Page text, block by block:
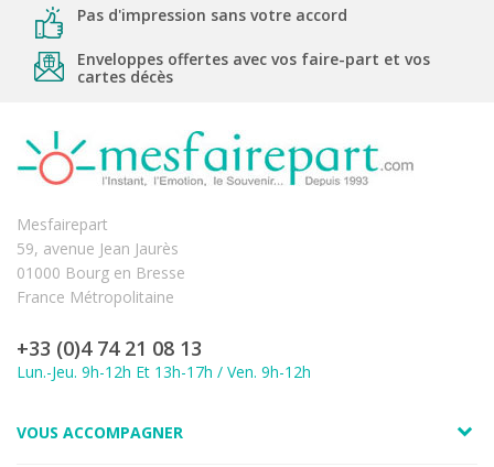
Pas d'impression sans votre accord
Enveloppes offertes avec vos faire-part et vos
cartes décès
Mesfairepart
59, avenue Jean Jaurès
01000 Bourg en Bresse
France Métropolitaine
+33 (0)4 74 21 08 13
Lun.-Jeu. 9h-12h Et 13h-17h / Ven. 9h-12h
VOUS ACCOMPAGNER